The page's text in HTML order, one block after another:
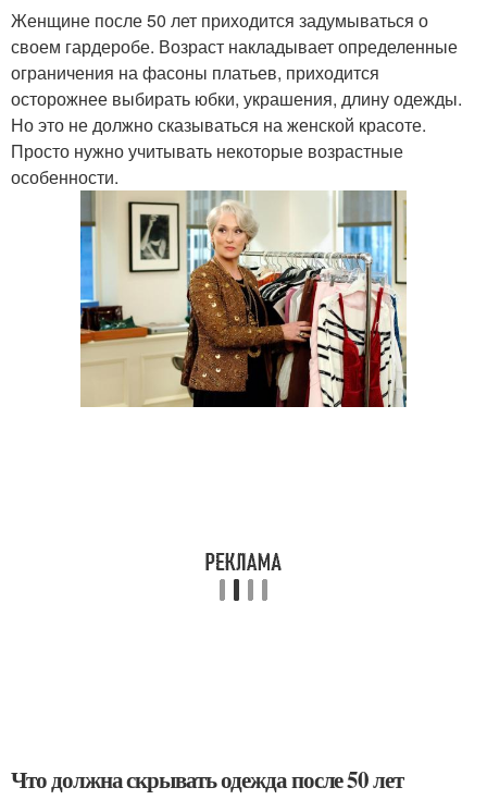
Женщине после 50 лет приходится задумываться о
своем гардеробе. Возраст накладывает определенные
ограничения на фасоны платьев, приходится
осторожнее выбирать юбки, украшения, длину одежды.
Но это не должно сказываться на женской красоте.
Просто нужно учитывать некоторые возрастные
особенности.
Что должна скрывать одежда после 50 лет